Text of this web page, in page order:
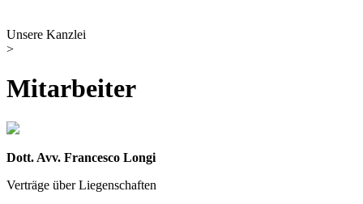
Unsere Kanzlei
>
Mitarbeiter
Dott. Avv. Francesco Longi
Verträge über Liegenschaften